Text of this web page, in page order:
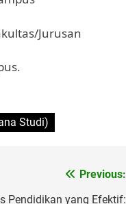
Jurusan
Studi)
Previous:
Pendidikan yang Efektif: